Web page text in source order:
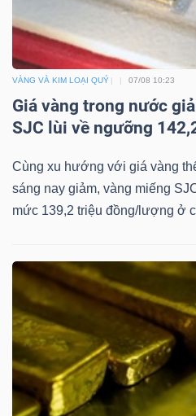
VÀNG VÀ KIM LOẠI QUÝ 07/08 10:23
Giá vàng trong nước
SJC lùi về ngưỡng
Cùng xu hướng với giá vàng
sáng nay giảm, vàng miếng
mức 139,2 triệu đồng/lượng ở
Thuật
ngữ
vụ
(-)
Đào
tạo
Sách
tài